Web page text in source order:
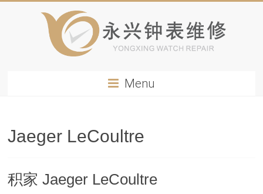
Menu
Jaeger LeCoultre
积家 Jaeger LeCoultre